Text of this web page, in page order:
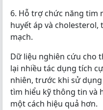
6. Hỗ trợ chức năng tim
huyết áp và
mạch.
Dữ liệu nghiên cứu cho
lại nhiều tác dụng tích
nhiên, trước khi sử
tìm hiểu kỹ thông tin và
một cách hiệu quả hơn.